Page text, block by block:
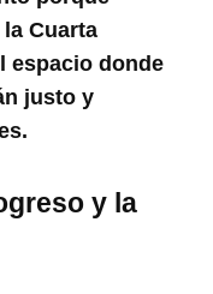
Cuarta
espacio donde
justo y
y la